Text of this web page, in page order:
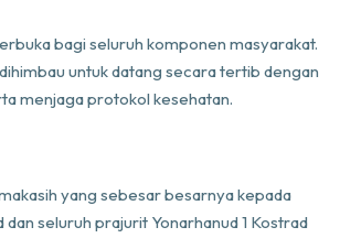
bagi seluruh komponen masyarakat.
untuk datang secara tertib dengan
menjaga protokol kesehatan.
yang sebesar besarnya kepada
seluruh prajurit Yonarhanud 1 Kostrad